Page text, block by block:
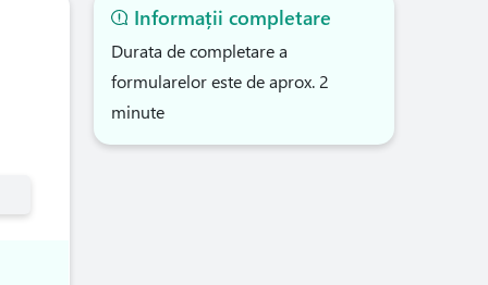
Informații completare
Durata de completare a
formularelor este de aprox. 2
minute